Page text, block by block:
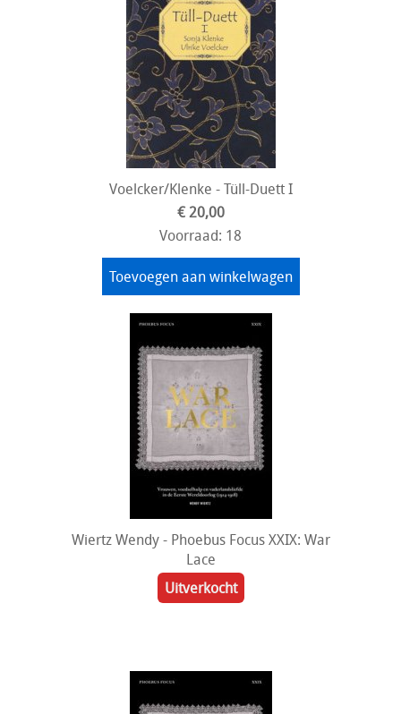
Voelcker/Klenke - Tüll-Duett I
€ 20,00
Voorraad: 18
Toevoegen aan winkelwagen
Wiertz Wendy - Phoebus Focus XXIX: War
Lace
Uitverkocht